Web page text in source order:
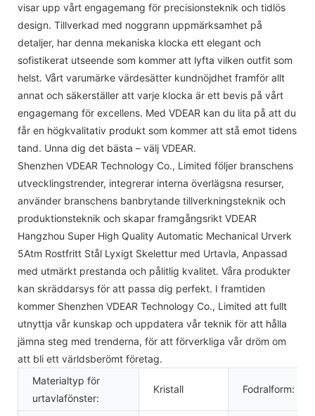
visar upp vårt engagemang för precisionsteknik och tidlös
design. Tillverkad med noggrann uppmärksamhet på
detaljer, har denna mekaniska klocka ett elegant och
sofistikerat utseende som kommer att lyfta vilken outfit som
helst. Vårt varumärke värdesätter kundnöjdhet framför allt
annat och säkerställer att varje klocka är ett bevis på vårt
engagemang för excellens. Med VDEAR kan du lita på att du
får en högkvalitativ produkt som kommer att stå emot tidens
tand. Unna dig det bästa – välj VDEAR.
Shenzhen VDEAR Technology Co., Limited följer branschens
utvecklingstrender, integrerar interna överlägsna resurser,
använder branschens banbrytande tillverkningsteknik och
produktionsteknik och skapar framgångsrikt VDEAR
Hangzhou Super High Quality Automatic Mechanical Urverk
5Atm Rostfritt Stål Lyxigt Skelettur med Urtavla, Anpassad
med utmärkt prestanda och pålitlig kvalitet. Våra produkter
kan skräddarsys för att passa dig perfekt. I framtiden
kommer Shenzhen VDEAR Technology Co., Limited att fullt
utnyttja vår kunskap och uppdatera vår teknik för att hålla
jämna steg med trenderna, för att förverkliga vår dröm om
att bli ett världsberömt företag.
Materialtyp för
urtavlafönster:
Kristall Fodralform: